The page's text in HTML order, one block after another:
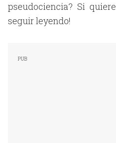
pseudociencia? Si
seguir leyendo!